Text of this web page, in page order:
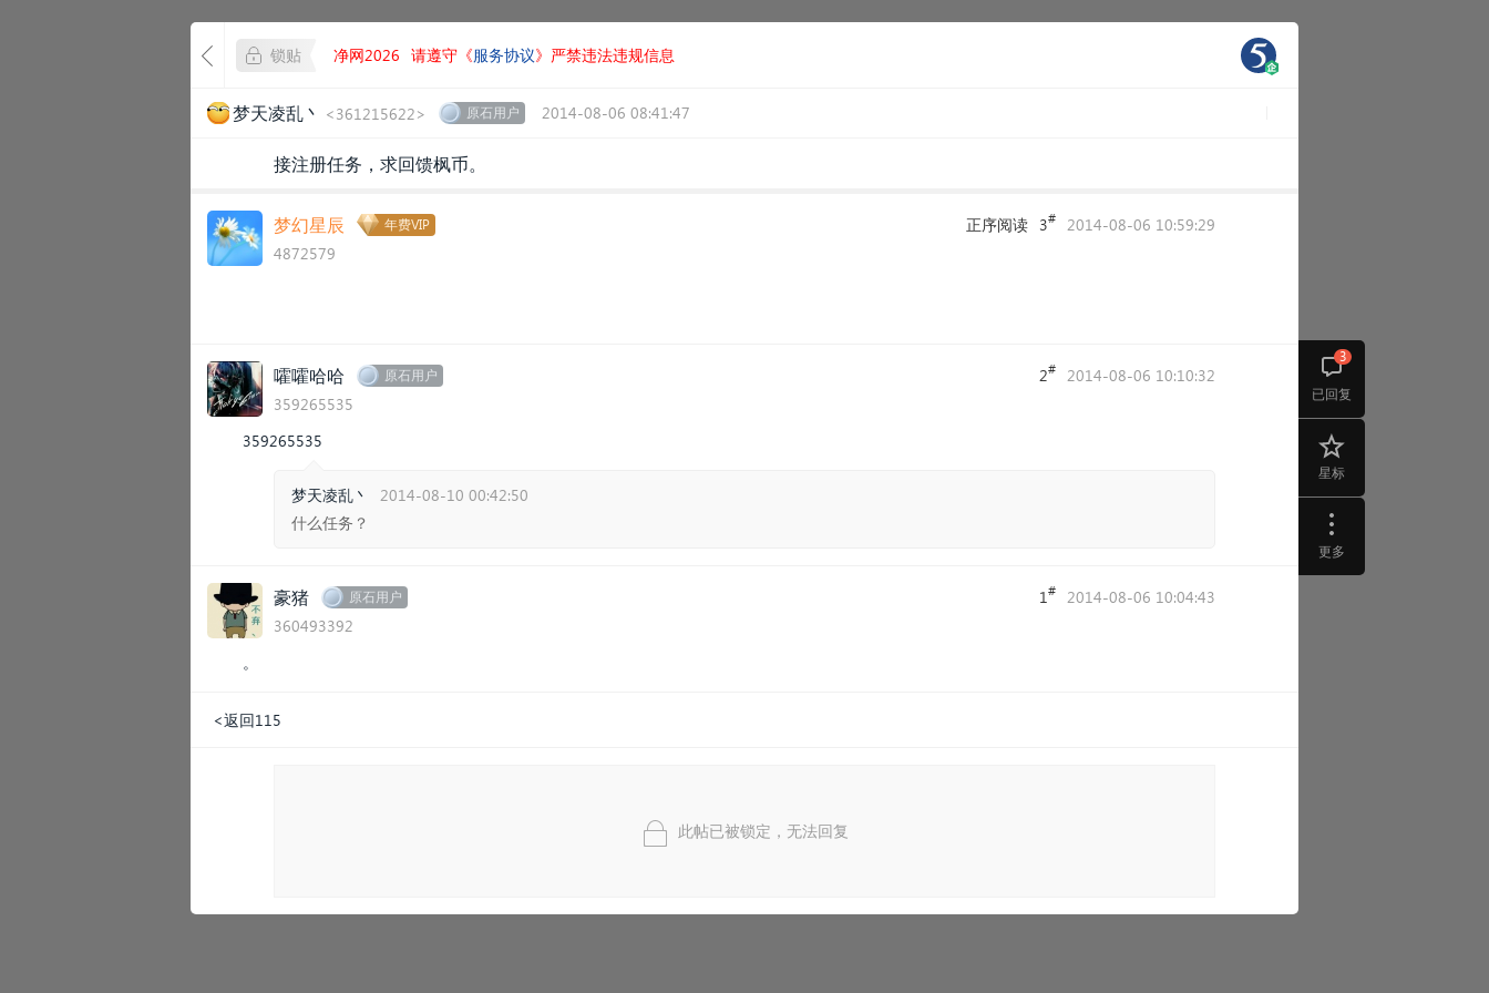
已回复
3
星标
更多
锁贴 净网2026 请遵守《服务协议》严禁违法违规信息
梦天凌乱丶 <361215622> 原石用户 2014-08-06 08:41:47
接注册任务，求回馈枫币。
梦幻星辰 年费VIP
4872579
正序阅读 3# 2014-08-06 10:59:29
嚯嚯哈哈 原石用户
359265535
2# 2014-08-06 10:10:32
359265535
梦天凌乱丶
2014-08-10 00:42:50
什么任务？
豪猪 原石用户
360493392
1# 2014-08-06 10:04:43
。
<返回115
此帖已被锁定，无法回复